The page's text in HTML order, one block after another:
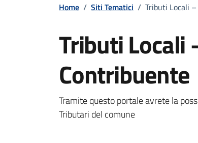
Home / Siti Tematici / Tributi Locali
Tributi Locali
Contribuente
Tramite questo portale avrete la
Tributari del comune